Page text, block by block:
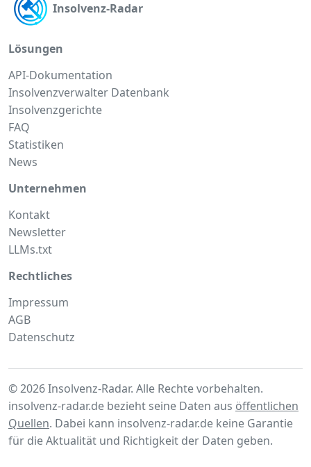
Insolvenz-Radar
Lösungen
API-Dokumentation
Insolvenzverwalter Datenbank
Insolvenzgerichte
FAQ
Statistiken
News
Unternehmen
Kontakt
Newsletter
LLMs.txt
Rechtliches
Impressum
AGB
Datenschutz
© 2026 Insolvenz-Radar. Alle Rechte vorbehalten.
insolvenz-radar.de bezieht seine Daten aus öffentlichen
Quellen. Dabei kann insolvenz-radar.de keine Garantie
für die Aktualität und Richtigkeit der Daten geben.